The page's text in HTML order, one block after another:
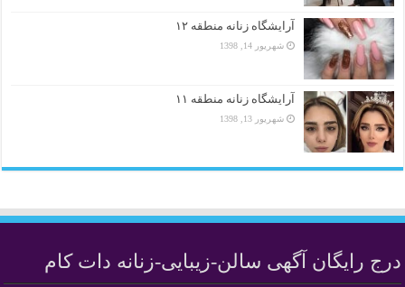
آرایشگاه زنانه منطقه ۱۲
شهریور 14, 1398
آرایشگاه زنانه منطقه ۱۱
شهریور 13, 1398
درج رایگان آگهی سالن-زیبایی-زنانه دات کام